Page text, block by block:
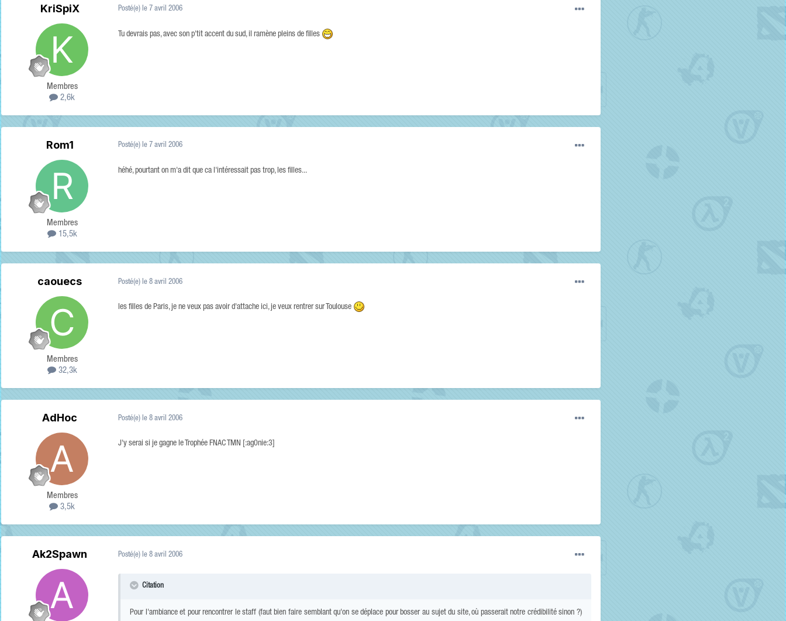
KriSpiX
Membres
2,6k
Posté(e) le 7 avril 2006
Tu devrais pas, avec son p'tit accent du sud, il ramène pleins de filles
Rom1
Membres
15,5k
Posté(e) le 7 avril 2006
héhé, pourtant on m'a dit que ca l'intéressait pas trop, les filles...
caouecs
Membres
32,3k
Posté(e) le 8 avril 2006
les filles de Paris, je ne veux pas avoir d'attache ici, je veux rentrer sur Toulouse
AdHoc
Membres
3,5k
Posté(e) le 8 avril 2006
J'y serai si je gagne le Trophée FNAC TMN [:ag0nie:3]
Ak2Spawn Posté(e) le 8 avril 2006
Citation
Pour l'ambiance et pour rencontrer le staff (faut bien faire semblant qu'on se déplace pour bosser au sujet du site, où passerait notre crédibilité sinon ?)